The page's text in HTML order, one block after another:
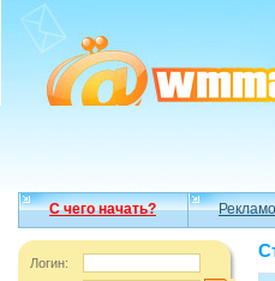
С чего начать?
Логин: